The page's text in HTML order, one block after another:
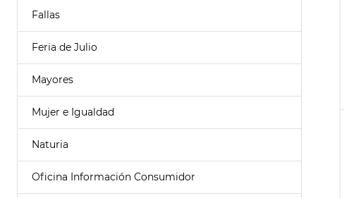
Fallas
Feria de Julio
Mayores
Mujer e Igualdad
Naturia
Oficina Información Consumidor